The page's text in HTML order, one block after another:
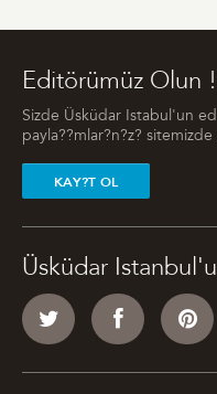
Editörümüz Olun
Sizde Üsküdar Istabul'un
payla??mlar?n?z?
KAY?T OL
Üsküdar